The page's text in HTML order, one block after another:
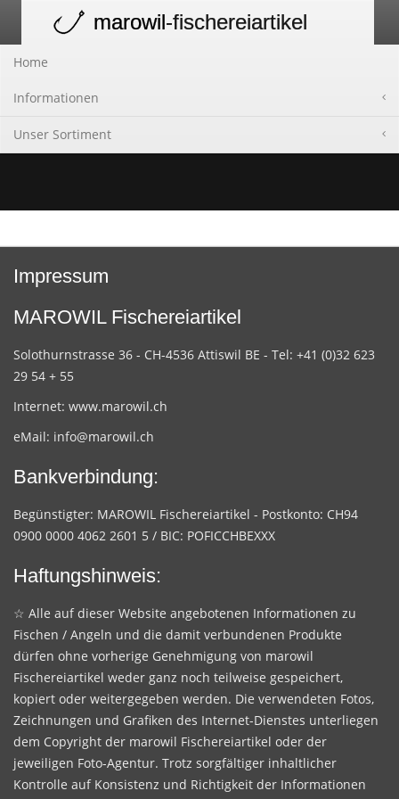
navigation
marowil-fischereiartikel
Home
Informationen
Unser Sortiment
Impressum
MAROWIL Fischereiartikel
Solothurnstrasse 36 - CH-4536 Attiswil BE - Tel: +41 (0)32 623
29 54 + 55
Internet: www.marowil.ch
eMail: info@marowil.ch
Bankverbindung:
Begünstigter: MAROWIL Fischereiartikel - Postkonto: CH94
0900 0000 4062 2601 5 / BIC: POFICCHBEXXX
Haftungshinweis:
☆ Alle auf dieser Website angebotenen Informationen zu
Fischen / Angeln und die damit verbundenen Produkte
dürfen ohne vorherige Genehmigung von marowil
Fischereiartikel weder ganz noch teilweise gespeichert,
kopiert oder weitergegeben werden. Die verwendeten Fotos,
Zeichnungen und Grafiken des Internet-Dienstes unterliegen
dem Copyright der marowil Fischereiartikel oder der
jeweiligen Foto-Agentur. Trotz sorgfältiger inhaltlicher
Kontrolle auf Konsistenz und Richtigkeit der Informationen